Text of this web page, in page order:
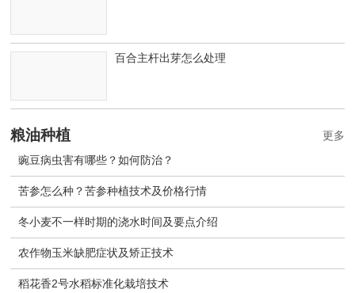
百合主杆出芽怎么处理
粮油种植
豌豆病虫害有哪些？如何防治？
苦参怎么种？苦参种植技术及价格行情
冬小麦不一样时期的浇水时间及要点介绍
农作物玉米缺肥症状及矫正技术
稻花香2号水稻标准化栽培技术
更多